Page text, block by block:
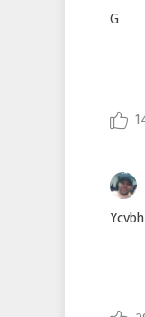
G
Ycvbh